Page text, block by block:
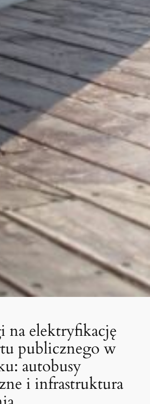
na elektryfikację
publicznego w
autobusy
i infrastruktura